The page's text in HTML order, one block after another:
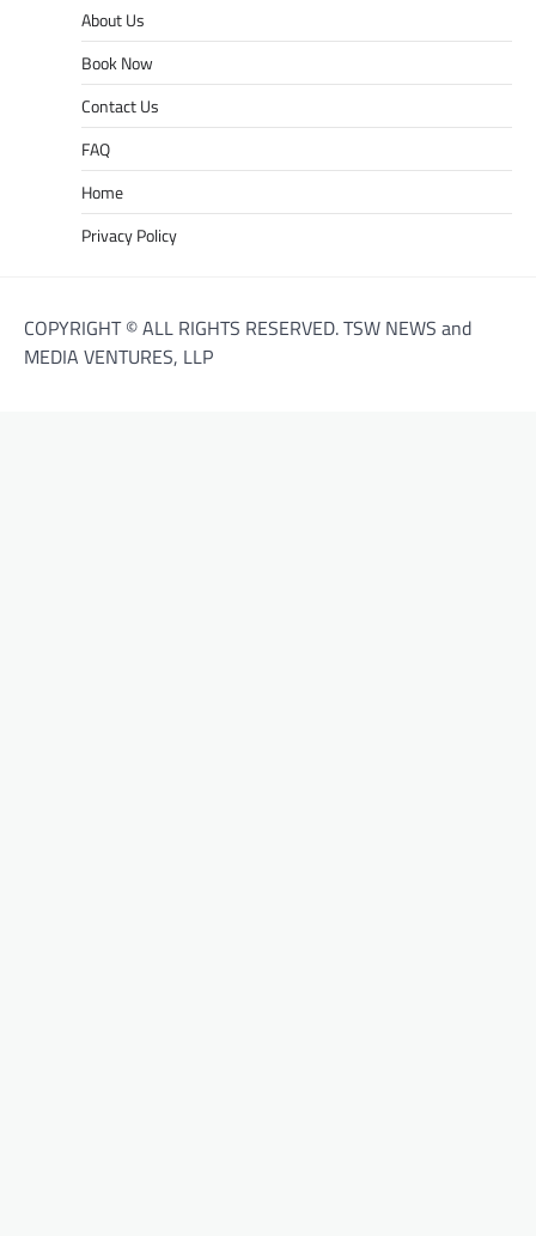
About Us
Book Now
Contact Us
FAQ
Home
Privacy Policy
COPYRIGHT © ALL RIGHTS RESERVED. TSW NEWS and
MEDIA VENTURES, LLP